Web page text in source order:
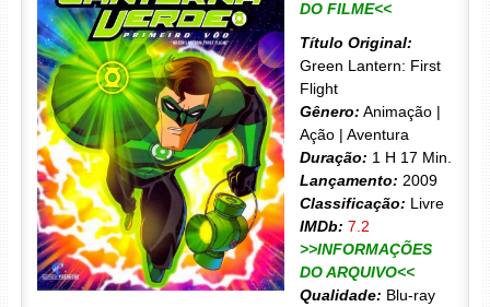
DO FILME<<
Título Original:
Green Lantern: First
Flight
Gênero: Animação |
Ação | Aventura
Duração: 1 H 17 Min.
Lançamento: 2009
Classificação: Livre
IMDb: 7.2
>>INFORMAÇÕES
DO ARQUIVO<<
Qualidade: Blu-ray